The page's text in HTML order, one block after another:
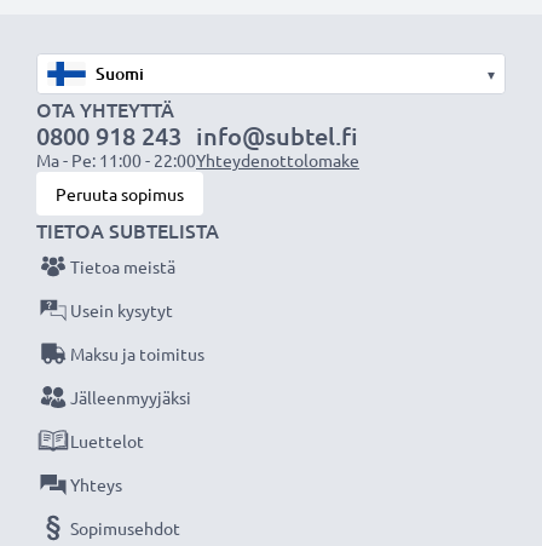
Älä missaa kuvauksellista hetkeä CELLONIC LCD-
laturin ansiosta, 3 vuoden takuu!
▾
OTA YHTEYTTÄ
0800 918 243
Ma - Pe: 11:00 - 22:00
info@subtel.fi
Yhteydenottolomake
Peruuta sopimus
TIETOA SUBTELISTA
Tietoa meistä
Usein kysytyt
Maksu ja toimitus
Jälleenmyyjäksi
Luettelot
Yhteys
Sopimusehdot